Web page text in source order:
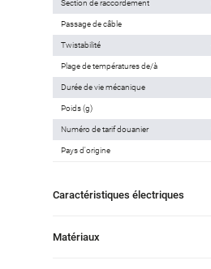
Section de raccordement
Passage de câble
Twistabilité
Plage de températures de/à
Durée de vie mécanique
Poids (g)
Numéro de tarif douanier
Pays d'origine
Caractéristiques électriques
Matériaux